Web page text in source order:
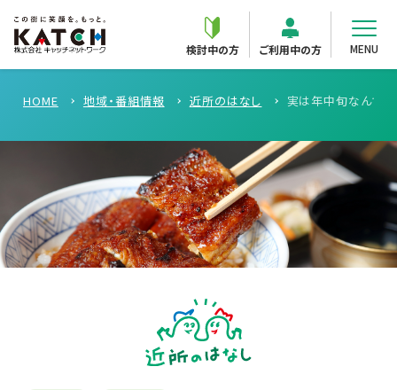
検討中の方 ご利用中の方 MENU
HOME 地域・番組情報 近所のはなし 実は年中旬なんです